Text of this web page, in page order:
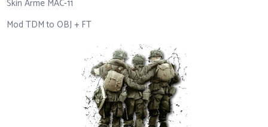
Skin Arme MAC-11
Mod TDM to OBJ + FT